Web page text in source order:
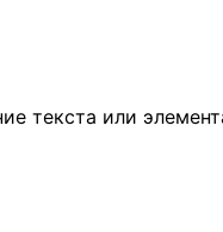
текста или